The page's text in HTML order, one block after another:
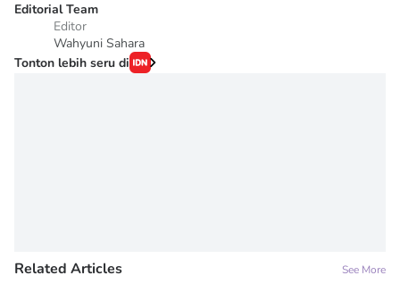
Editorial Team
Editor
Wahyuni Sahara
Tonton lebih seru di
Related Articles See More